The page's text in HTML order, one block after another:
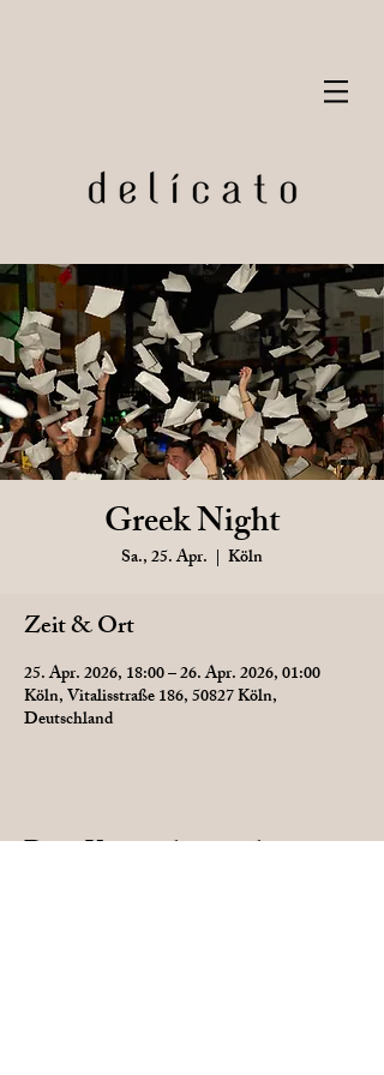
Greek Night
Sa., 25. Apr.
  |
Köln
Zeit & Ort
25. Apr. 2026, 18:00 – 26. Apr. 2026, 01:00
Köln, Vitalisstraße 186, 50827 Köln,
Deutschland
Diese Veranstaltung teilen